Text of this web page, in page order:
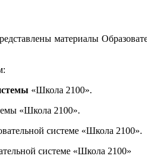
материалы
«Школа 2100».
«Школа 2100».
системе «Школа 2100».
системе «Школа 2100»